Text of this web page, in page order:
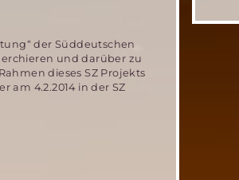
der Süddeutschen
und darüber zu
dieses SZ Projekts
am 4.2.2014 in der SZ